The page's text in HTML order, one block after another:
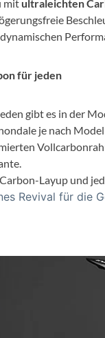
Topeak
Uvex
Widek
Yazoo
mit ultraleichten
für jeden
gibt es in der
je nach
Layup und
Revival für die